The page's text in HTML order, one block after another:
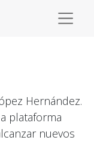
Hernández.
plataforma
nuevos